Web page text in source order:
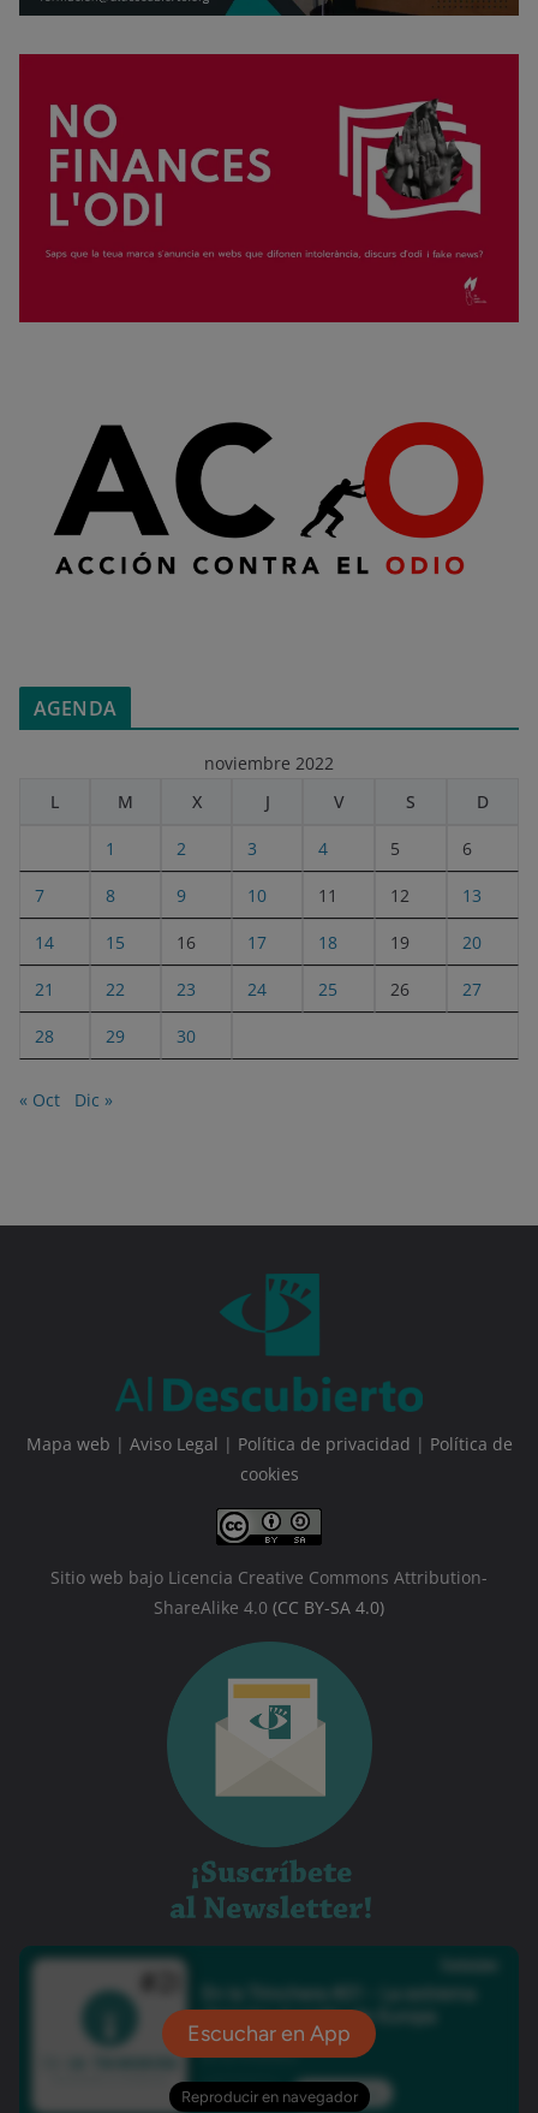
AGENDA
noviembre 2022
L
M X J V S D
1 2 3 4 5 6
7 8 9 10 11 12 13
14 15 16 17 18 19 20
21 22 23 24 25 26 27
28 29 30
« Oct Dic »
Mapa web | Aviso Legal | Política de privacidad | Política de
cookies
Sitio web bajo Licencia Creative Commons Attribution-
ShareAlike 4.0 (CC BY-SA 4.0)